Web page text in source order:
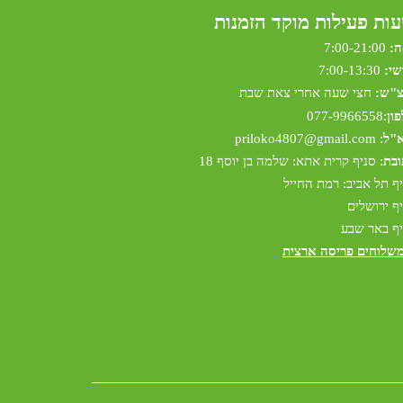
פעילות מוקד הזמנות
7:00-13:30
חצי שעה אחרי צאת שבת
:
077-9966558
:
priloko4807@gmail.com
: סניף קרית אתא: שלמה בן יוסף 18
תל אביב: רמת החייל
ירושלים
באר שבע
פריסה ארצית